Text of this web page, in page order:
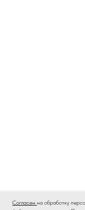
Согласен на обработку